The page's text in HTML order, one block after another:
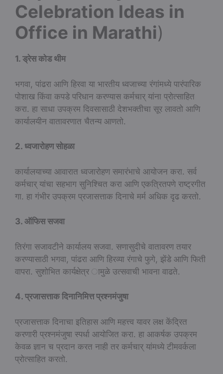
Celebration Ideas in
Office in Marathi)
1. ड्रेस कोड थीम
भगवा, पांढरा आणि हिरवा या भारतीय ध्वजाच्या रंगांमध्ये पारंपारिक
पोशाख किंवा कपडे परिधान करण्यास कर्मचार् यांना प्रोत्साहित
करा. हा साधा उपक्रम दिवसासाठी देशभक्तीचा सूर लावतो आणि
कार्यालयीन वातावरणात चैतन्य आणतो.
2. ध्वजारोहण सोहळा
कार्यालयाच्या आवारात ध्वजारोहण समारंभाचे आयोजन करा. सर्व
कर्मचार् यांचा सहभाग सुनिश्चित करा आणि एकत्रितपणे राष्ट्रगीत
गा. हा गंभीर उपक्रम प्रजासत्ताक दिनाचे मर्म अधिक दृढ करतो.
3. ऑफिस सजवा
तिरंगा सजावटीने कार्यालय सजवा. सणासुदीचे वातावरण तयार
करण्यासाठी भगवा, पांढरा आणि हिरव्या रंगाचे फुगे, झेंडे आणि फिती
वापरा. सुशोभित कार्यक्षेत्र ामुळे उत्सवाची भावना वाढते.
4. प्रजासत्ताक दिनानिमित्त प्रश्नमंजुषा
प्रजासत्ताक दिनाचा इतिहास आणि महत्त्व यावर लक्ष केंद्रित
करणारी प्रश्नमंजुषा स्पर्धा आयोजित करा. हा आकर्षक उपक्रम
केवळ ज्ञान च प्रदान करत नाही तर कर्मचार् यांमध्ये टीमवर्कला
प्रोत्साहित करतो.